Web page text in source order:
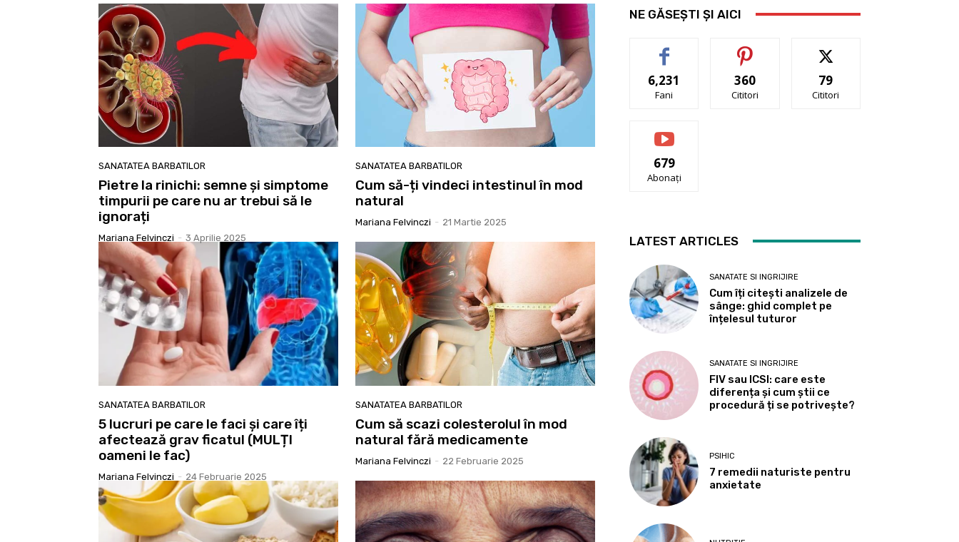
SANATATEA BARBATILOR
Pietre la rinichi: semne și simptome
timpurii pe care nu ar trebui să le
ignorați
Mariana Felvinczi - 3 Aprilie 2025
SANATATEA BARBATILOR
Cum să-ți vindeci intestinul în mod
natural
Mariana Felvinczi - 21 Martie 2025
SANATATEA BARBATILOR
5 lucruri pe care le faci și care îți
afectează grav ficatul (MULȚI
oameni le fac)
Mariana Felvinczi - 24 Februarie 2025
SANATATEA BARBATILOR
Cum să scazi colesterolul în mod
natural fără medicamente
Mariana Felvinczi - 22 Februarie 2025
NE GĂSEȘTI ȘI AICI
6,231
Fani
360
Cititori
79
Cititori
679
Abonați
LATEST ARTICLES
SANATATE SI INGRIJIRE
Cum îți citești analizele de
sânge: ghid complet pe
înțelesul tuturor
SANATATE SI INGRIJIRE
FIV sau ICSI: care este
diferența și cum știi ce
procedură ți se potrivește?
PSIHIC
7 remedii naturiste pentru
anxietate